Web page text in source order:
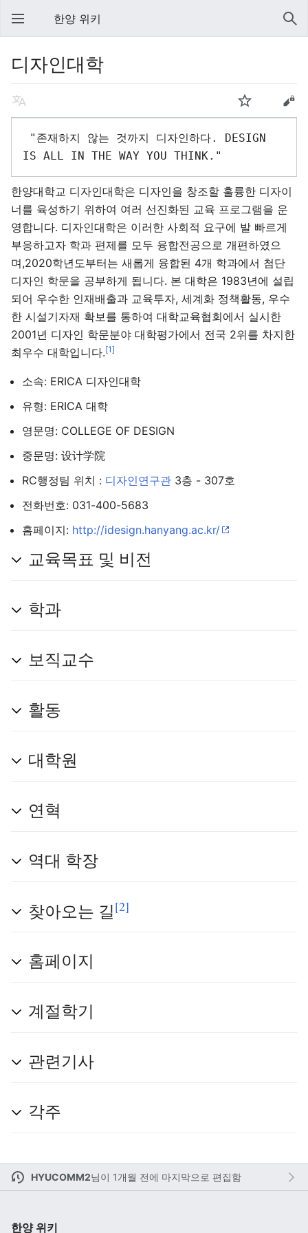
한양 위키
디자인대학
한양대학교 디자인대학은 디자인을 창조할 훌륭한 디자이
너를 육성하기 위하여 여러 선진화된 교육 프로그램을 운
영합니다. 디자인대학은 이러한 사회적 요구에 발 빠르게
부응하고자 학과 편제를 모두 융합전공으로 개편하였으
며,2020학년도부터는 새롭게 융합된 4개 학과에서 첨단
디자인 학문을 공부하게 됩니다. 본 대학은 1983년에 설립
되어 우수한 인재배출과 교육투자, 세계화 정책활동, 우수
한 시설기자재 확보를 통하여 대학교육협회에서 실시한
2001년 디자인 학문분야 대학평가에서 전국 2위를 차지한
최우수 대학입니다.[1]
소속: ERICA 디자인대학
유형: ERICA 대학
영문명: COLLEGE OF DESIGN
중문명: 设计学院
RC행정팀 위치 : 디자인연구관 3층 - 307호
전화번호: 031-400-5683
홈페이지: http://idesign.hanyang.ac.kr/
교육목표 및 비전
학과
보직교수
활동
대학원
연혁
역대 학장
찾아오는 길[2]
홈페이지
계절학기
관련기사
각주
HYUCOMM2님이 1개월 전에 마지막으로 편집함
한양 위키